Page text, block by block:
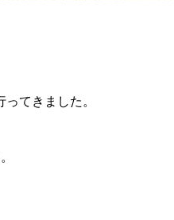
てきました。